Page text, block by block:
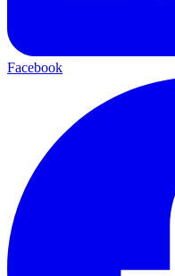
Facebook